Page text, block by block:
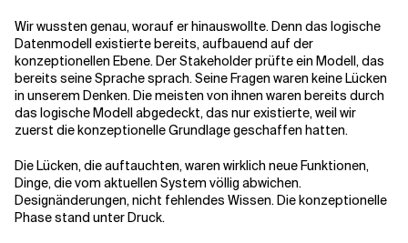
Wir wussten genau, worauf er hinauswollte. Denn das logische
Datenmodell existierte bereits, aufbauend auf der
konzeptionellen Ebene. Der Stakeholder prüfte ein Modell, das
bereits seine Sprache sprach. Seine Fragen waren keine Lücken
in unserem Denken. Die meisten von ihnen waren bereits durch
das logische Modell abgedeckt, das nur existierte, weil wir
zuerst die konzeptionelle Grundlage geschaffen hatten.
Die Lücken, die auftauchten, waren wirklich neue Funktionen,
Dinge, die vom aktuellen System völlig abwichen.
Designänderungen, nicht fehlendes Wissen. Die konzeptionelle
Phase stand unter Druck.